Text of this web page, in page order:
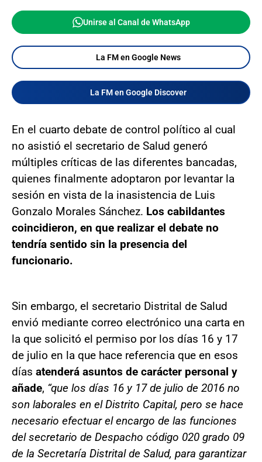
Unirse al Canal de WhatsApp
La FM en Google News
La FM en Google Discover
En el cuarto debate de control político al cual
no asistió el secretario de Salud generó
múltiples críticas de las diferentes bancadas,
quienes finalmente adoptaron por levantar la
sesión en vista de la inasistencia de Luis
Gonzalo Morales Sánchez. Los cabildantes
coincidieron, en que realizar el debate no
tendría sentido sin la presencia del
funcionario.
Sin embargo, el secretario Distrital de Salud
envió mediante correo electrónico una carta en
la que solicitó el permiso por los días 16 y 17
de julio en la que hace referencia que en esos
días atenderá asuntos de carácter personal y
añade, “que los días 16 y 17 de julio de 2016 no
son laborales en el Distrito Capital, pero se hace
necesario efectuar el encargo de las funciones
del secretario de Despacho código 020 grado 09
de la Secretaría Distrital de Salud, para garantizar